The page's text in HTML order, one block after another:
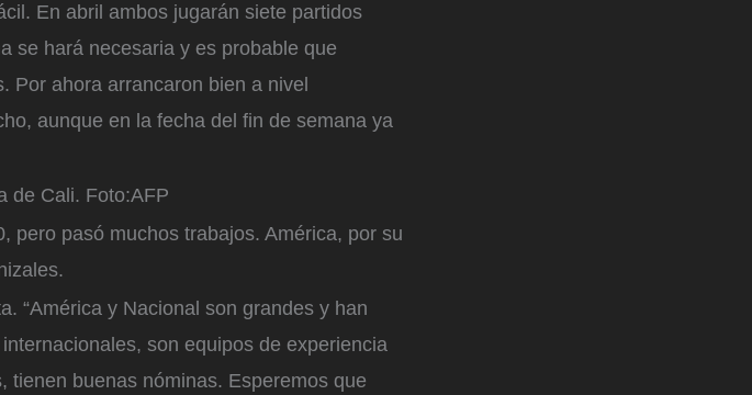
En abril ambos jugarán siete partidos
se hará necesaria y es probable que
Por ahora arrancaron bien a nivel
aunque en la fecha del fin de semana ya
de Cali. Foto:AFP
pero pasó muchos trabajos. América, por su
“América y Nacional son grandes y han
son equipos de experiencia
tienen buenas nóminas. Esperemos que